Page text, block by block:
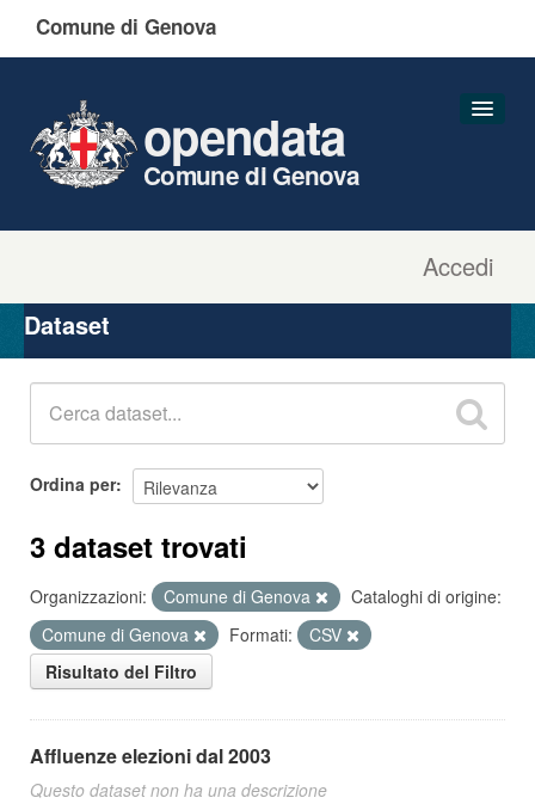
Comune di Genova
Accedi
opendata
Comune di Genova
Organizzazioni
Gruppi
Dataset
Ordina per
3 dataset trovati
Organizzazioni: Comune di Genova
Cataloghi di origine:
Comune di Genova
Formati:
CSV
Risultato del Filtro
Affluenze elezioni dal 2003
Questo dataset non ha una descrizione